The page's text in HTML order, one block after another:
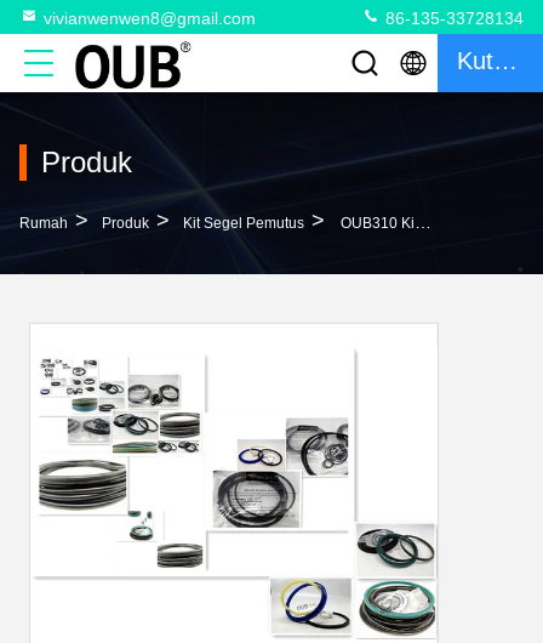
vivianwenwen8@gmail.com 86-135-33728134
Kutipan
Produk
Rumah > Produk > Kit Segel Pemutus > OUB310 Kit Segel Pemecah OKADA Tahan Debu TZ231F2023-00 Segel Oli Silinder Hidraulik